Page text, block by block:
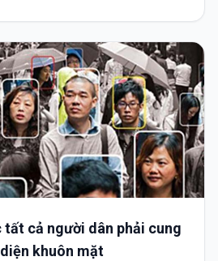
tất cả người dân phải cung
khuôn mặt